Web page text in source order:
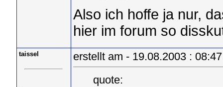
Also ich hoffe ja nur,
hier im forum so
taissel
erstellt am - 19.08.2003 :
quote: